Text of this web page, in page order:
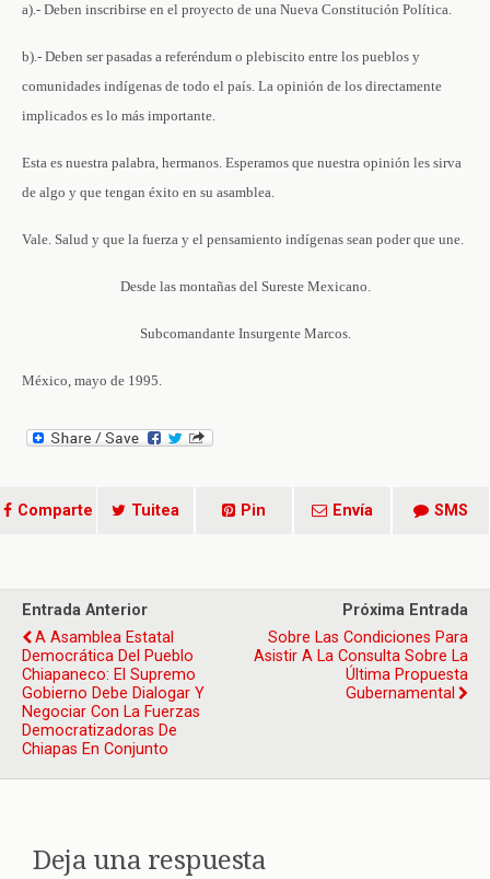
a).- Deben inscribirse en el proyecto de una Nueva Constitución Política.
b).- Deben ser pasadas a referéndum o plebiscito entre los pueblos y
comunidades indígenas de todo el país. La opinión de los directamente
implicados es lo más importante.
Esta es nuestra palabra, hermanos. Esperamos que nuestra opinión les sirva
de algo y que tengan éxito en su asamblea.
Vale. Salud y que la fuerza y el pensamiento indígenas sean poder que une.
Desde las montañas del Sureste Mexicano.
Subcomandante Insurgente Marcos.
México, mayo de 1995.
Comparte Tuitea Pin Envía SMS
Entrada Anterior
A Asamblea Estatal
Democrática Del Pueblo
Chiapaneco: El Supremo
Gobierno Debe Dialogar Y
Negociar Con La Fuerzas
Democratizadoras De
Chiapas En Conjunto
Próxima Entrada
Sobre Las Condiciones Para
Asistir A La Consulta Sobre La
Última Propuesta
Gubernamental
Deja una respuesta